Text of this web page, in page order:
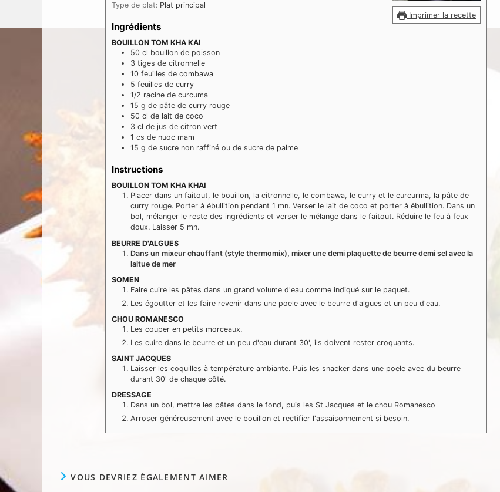
Imprimer la recette
Type de plat: Plat principal
Ingrédients
BOUILLON TOM KHA KAI
50 cl bouillon de poisson
3 tiges de citronnelle
10 feuilles de combawa
5 feuilles de curry
1/2 racine de curcuma
15 g de pâte de curry rouge
50 cl de lait de coco
3 cl de jus de citron vert
1 cs de nuoc mam
15 g de sucre non raffiné ou de sucre de palme
Instructions
BOUILLON TOM KHA KHAI
Placer dans un faitout, le bouillon, la citronnelle, le combawa, le curry et le curcurma, la pâte de
curry rouge. Porter à ébullition pendant 1 mn. Verser le lait de coco et porter à ébullition. Dans un
bol, mélanger le reste des ingrédients et verser le mélange dans le faitout. Réduire le feu à feux
doux. Laisser 5 mn.
BEURRE D'ALGUES
Dans un mixeur chauffant (style thermomix), mixer une demi plaquette de beurre demi sel avec la
laitue de mer
SOMEN
Faire cuire les pâtes dans un grand volume d'eau comme indiqué sur le paquet.
Les égoutter et les faire revenir dans une poele avec le beurre d'algues et un peu d'eau.
CHOU ROMANESCO
Les couper en petits morceaux.
Les cuire dans le beurre et un peu d'eau durant 30', ils doivent rester croquants.
SAINT JACQUES
Laisser les coquilles à température ambiante. Puis les snacker dans une poele avec du beurre
durant 30' de chaque côté.
DRESSAGE
Dans un bol, mettre les pâtes dans le fond, puis les St Jacques et le chou Romanesco
Arroser généreusement avec le bouillon et rectifier l'assaisonnement si besoin.
VOUS DEVRIEZ ÉGALEMENT AIMER